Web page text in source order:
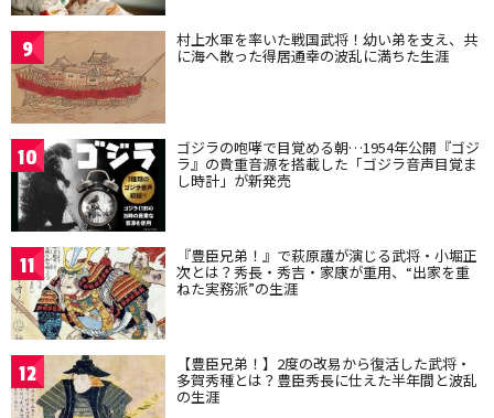
9 村上水軍を率いた戦国武将！幼い弟を支え、共
に海へ散った得居通幸の波乱に満ちた生涯
10 ゴジラの咆哮で目覚める朝…1954年公開『ゴジ
ラ』の貴重音源を搭載した「ゴジラ音声目覚ま
し時計」が新発売
11 『豊臣兄弟！』で萩原護が演じる武将・小堀正
次とは？秀長・秀吉・家康が重用、“出家を重
ねた実務派”の生涯
12 【豊臣兄弟！】2度の改易から復活した武将・
多賀秀種とは？豊臣秀長に仕えた半年間と波乱
の生涯